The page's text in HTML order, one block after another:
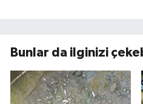
Bunlar da ilginizi